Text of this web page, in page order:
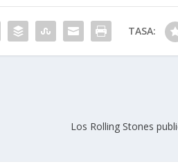
TASA:
Los Rolling Stones